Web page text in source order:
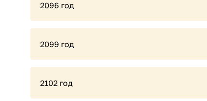
2096 год
2099 год
2102 год